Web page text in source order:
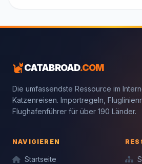
CATABROAD.COM
Die umfassendste Ressource im
Katzenreisen. Importregeln,
Flughafenführer für über 190 Länder.
NAVIGIEREN
Startseite